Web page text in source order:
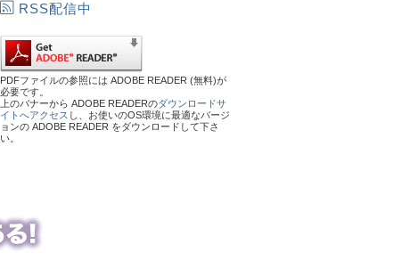
RSS配信中
PDFファイルの参照には ADOBE READER (無料)が
必要です。
上のバナーから ADOBE READERのダウンロードサ
イトへアクセス し、お使いのOS環境に最適なバージ
ョンの ADOBE READER をダウンロードして下さ
い。